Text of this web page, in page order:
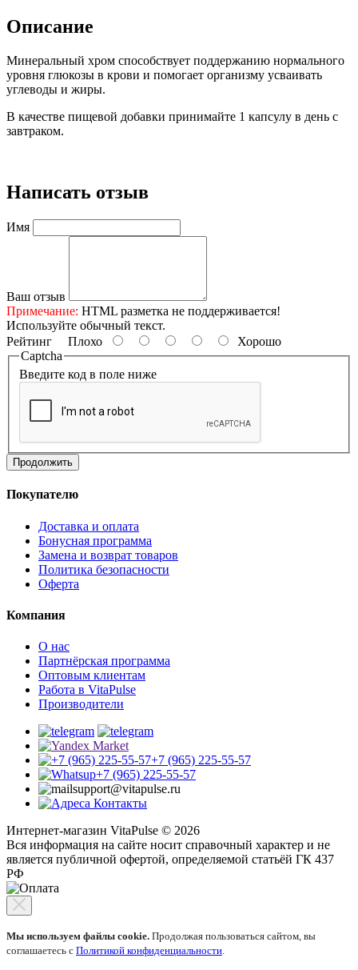
Описание
Минеральный хром способствует поддержанию нормального
уровня глюкозы в крови и помогает организму усваивать
углеводы и жиры.
В качестве пищевой добавки принимайте 1 капсулу в день с
завтраком.
Написать отзыв
Имя
Ваш отзыв
Примечание: HTML разметка не поддерживается!
Используйте обычный текст.
Рейтинг Плохо
Хорошо
Captcha
Введите код в поле ниже
Продолжить
Покупателю
Доставка и оплата
Бонусная программа
Замена и возврат товаров
Политика безопасности
Оферта
Компания
О нас
Партнёрская программа
Оптовым клиентам
Работа в VitaPulse
Производители
+7 (965) 225-55-57
+7 (965) 225-55-57
support@vitapulse.ru
Контакты
Интернет-магазин VitaPulse © 2026
Вся информация на сайте носит справочный характер и не
является публичной офертой, определяемой статьёй ГК 437
РФ
Мы используем файлы cookie. Продолжая пользоваться сайтом, вы
соглашаетесь с Политикой конфиденциальности.